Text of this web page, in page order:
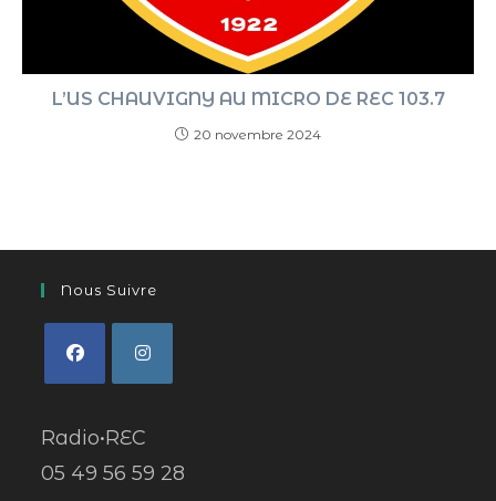
L’US CHAUVIGNY AU MICRO DE REC 103.7
20 novembre 2024
Nous Suivre
Radio•REC
05 49 56 59 28